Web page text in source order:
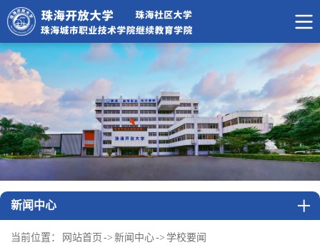
新闻中心
当前位置： 网站首页 -> 新闻中心-> 学校要闻